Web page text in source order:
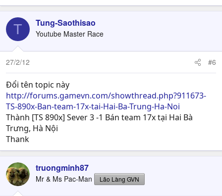
T Tung-Saothisao
Youtube Master Race
27/2/12 #6
Đổi tên topic này
http://forums.gamevn.com/showthread.php?911673-
TS-890x-Ban-team-17x-tai-Hai-Ba-Trung-Ha-Noi
Thành [TS 890x] Sever 3 -1 Bán team 17x tại Hai Bà
Trưng, Hà Nội
Thank
truongminh87
Mr & Ms Pac-Man Lão Làng GVN